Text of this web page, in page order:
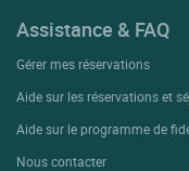
Assistance & FAQ
Gérer mes réservations
Aide sur les réservations et
Aide sur le programme de
Nous contacter